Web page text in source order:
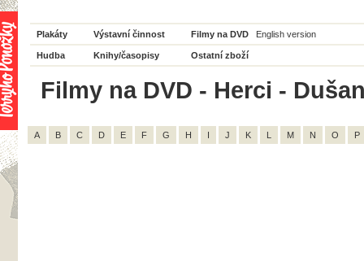
Plakáty Výstavní činnost Filmy na DVD English version
Hudba Knihy/časopisy Ostatní zboží
Filmy na DVD - Herci -
A B C D E F G H I J K L M N O P